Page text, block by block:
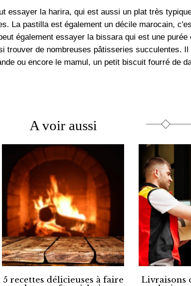
essayer la harira, qui est aussi un plat très
La pastilla est également un décile marocain,
également essayer la bissara qui est une
trouver de nombreuses pâtisseries succulentes.
ou encore le mamul, un petit biscuit fourré de
A voir aussi
5 recettes délicieuses à faire
Livraisons